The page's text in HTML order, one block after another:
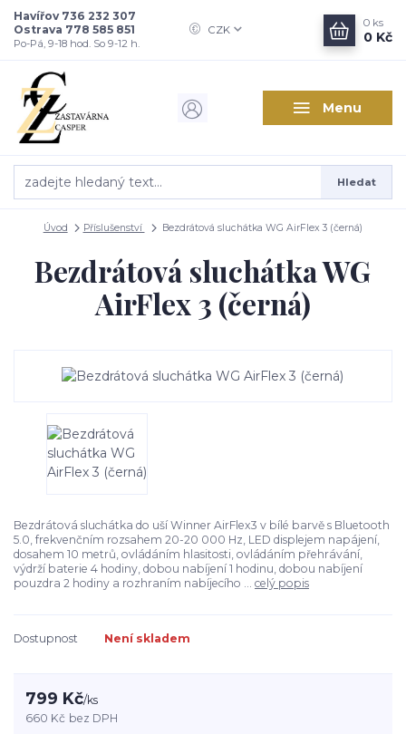
Menu
CZK
Hledat
Havířov 736 232 307
Ostrava 778 585 851
Po-Pá, 9-18 hod. So 9-12 h.
0 ks
0 Kč
Úvod Příslušenství Bezdrátová sluchátka WG AirFlex 3 (černá)
Bezdrátová sluchátka WG
AirFlex 3 (černá)
Bezdrátová sluchátka do uší Winner AirFlex3 v bílé barvě s Bluetooth
5.0, frekvenčním rozsahem 20-20 000 Hz, LED displejem napájení,
dosahem 10 metrů, ovládáním hlasitosti, ovládáním přehrávání,
výdrží baterie 4 hodiny, dobou nabíjení 1 hodinu, dobou nabíjení
pouzdra 2 hodiny a rozhraním nabíjecího ... celý popis
Dostupnost Není skladem
799 Kč/ks
660 Kč bez DPH